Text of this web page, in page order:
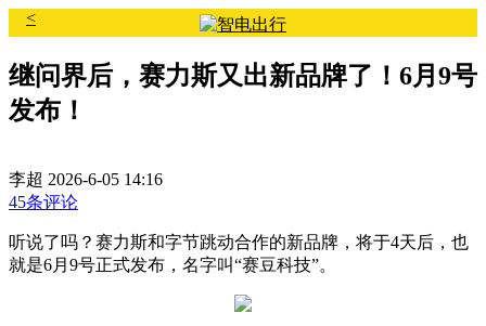
<
继问界后，赛力斯又出新品牌了！6月9号
发布！
李超 2026-6-05 14:16
45条评论
听说了吗？赛力斯和字节跳动合作的新品牌，将于4天后，也
就是6月9号正式发布，名字叫“赛豆科技”。